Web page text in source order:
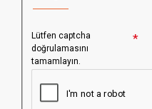
Lütfen captcha
doğrulamasını
tamamlayın.